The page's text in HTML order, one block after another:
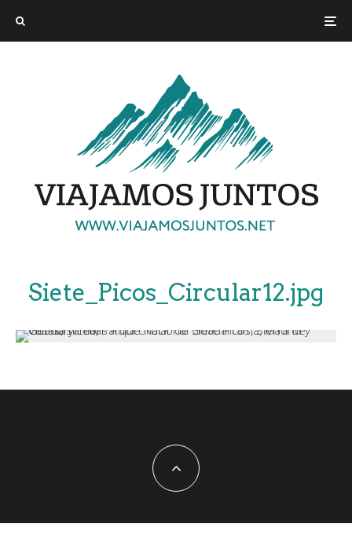
Siete_Picos_Circular12.jpg